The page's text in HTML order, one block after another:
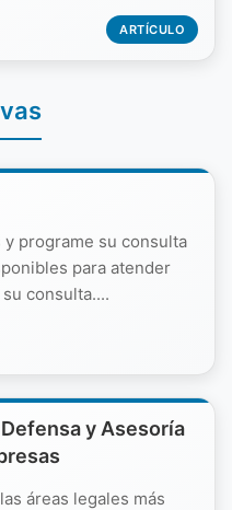
ARTÍCULO
programe su consulta
para atender
consulta....
y Asesoría
áreas legales más